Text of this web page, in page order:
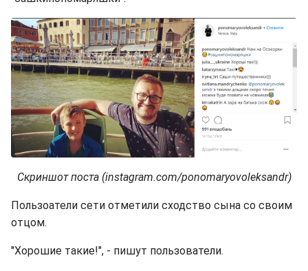
Скриншот поста (instagram.com/ponomaryovoleksandr)
Пользоатели сети отметили сходство сына со своим
отцом.
"Хорошие такие!", - пишут пользователи.